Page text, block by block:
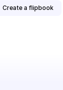
Create a flipbook